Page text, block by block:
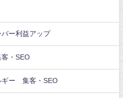
ー利益アップ
・SEO
ギー 集客・SEO